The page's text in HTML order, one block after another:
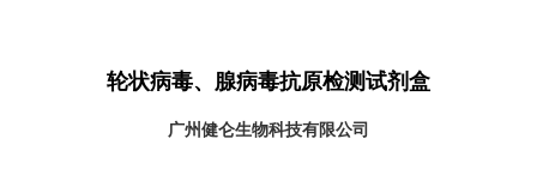
轮状病毒、腺病毒抗原检测试剂盒
广州健仑生物科技有限公司